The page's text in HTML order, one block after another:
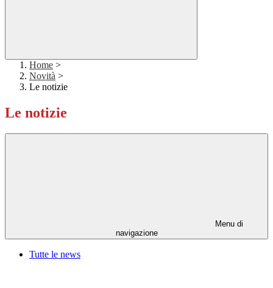
Home >
Novità >
Le notizie
Le notizie
Menu di
navigazione
Tutte le news